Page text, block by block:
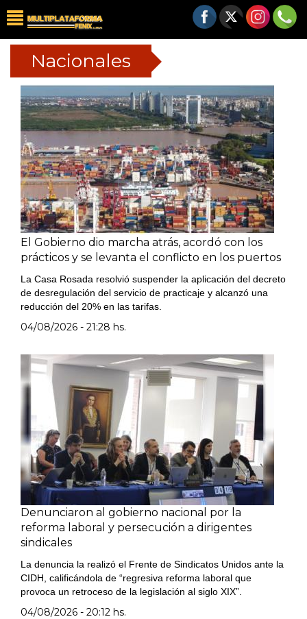
Nacionales
El Gobierno dio marcha atrás, acordó con los
prácticos y se levanta el conflicto en los puertos
La Casa Rosada resolvió suspender la aplicación del decreto
de desregulación del servicio de practicaje y alcanzó una
reducción del 20% en las tarifas.
04/08/2026 - 21:28 hs.
Denunciaron al gobierno nacional por la
reforma laboral y persecución a dirigentes
sindicales
La denuncia la realizó el Frente de Sindicatos Unidos ante la
CIDH, calificándola de “regresiva reforma laboral que
provoca un retroceso de la legislación al siglo XIX”.
04/08/2026 - 20:12 hs.